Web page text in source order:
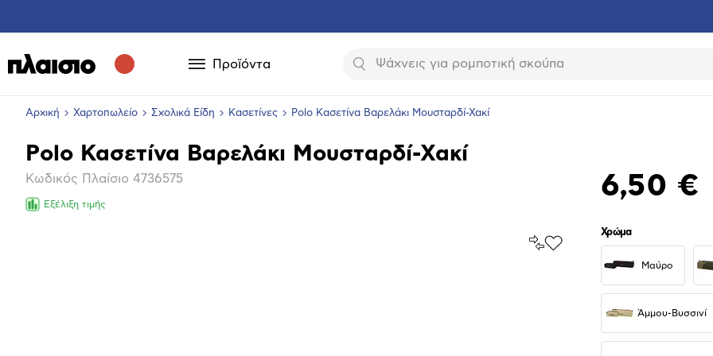
Προϊόντα Αναζήτηση
Αρχική Χαρτοπωλείο Σχολικά Είδη Κασετίνες Polo Κασετίνα Βαρελάκι Μουσταρδί-Χακί
Βασικά
χαρακτηριστικά
Polo Κασετίνα Βαρελάκι Μουσταρδί-Χακί
Κωδικός Πλαίσιο 4736575
Εξέλιξη τιμής
Σύγκρινέ
Προσθήκη
6,50 €
Χρώμα
Μαύρο
Άμμου-Βυσσινί